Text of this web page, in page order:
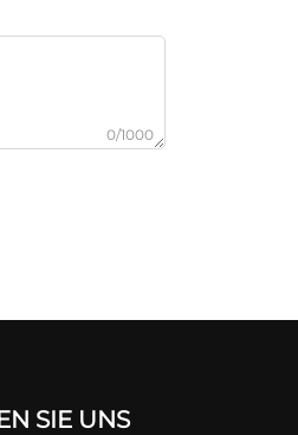
0/1000
SIE UNS